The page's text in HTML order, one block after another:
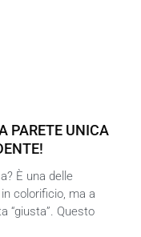
PARETE UNICA
È una delle
colorificio, ma a
“giusta”. Questo